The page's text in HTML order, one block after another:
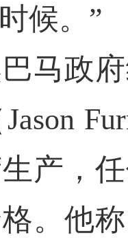
候。”
政府
产，
。他